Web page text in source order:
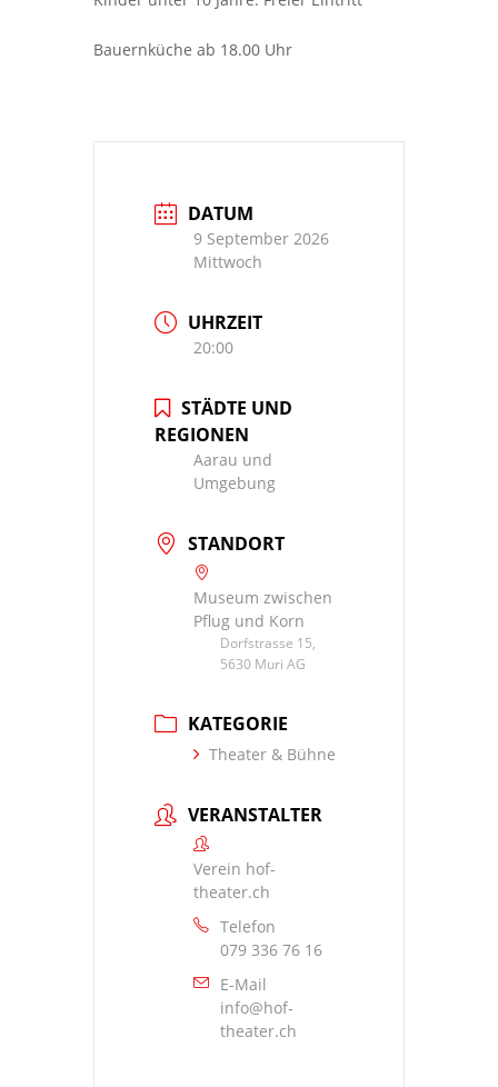
Bauernküche ab 18.00 Uhr
DATUM
9 September 2026
Mittwoch
UHRZEIT
20:00
STÄDTE UND
REGIONEN
Aarau und
Umgebung
STANDORT
Museum zwischen
Pflug und Korn
Dorfstrasse 15,
5630 Muri AG
KATEGORIE
Theater & Bühne
VERANSTALTER
Verein hof-
theater.ch
Telefon
079 336 76 16
E-Mail
info@hof-
theater.ch